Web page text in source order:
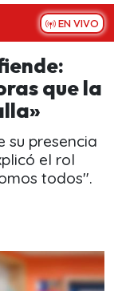
EN VIVO
que la
su presencia
el rol
todos".